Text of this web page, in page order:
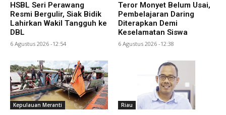
HSBL Seri Perawang
Resmi Bergulir, Siak Bidik
Lahirkan Wakil Tangguh ke
DBL
6 Agustus 2026 -12:54
Teror Monyet Belum Usai,
Pembelajaran Daring
Diterapkan Demi
Keselamatan Siswa
6 Agustus 2026 -12:38
Kepulauan Meranti Riau